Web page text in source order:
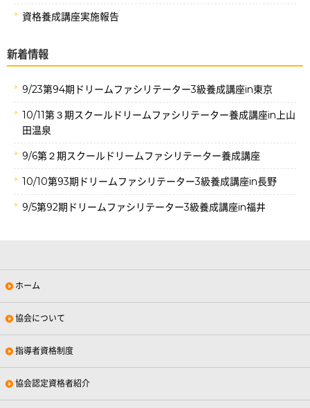
資格養成講座実施報告
新着情報
9/23第94期ドリームファシリテーター3級養成講座in東京
10/11第３期スクールドリームファシリテーター養成講座in上山
田温泉
9/6第２期スクールドリームファシリテーター養成講座
10/10第93期ドリームファシリテーター3級養成講座in長野
9/5第92期ドリームファシリテーター3級養成講座in福井
ホーム
協会について
指導者資格制度
協会認定資格者紹介